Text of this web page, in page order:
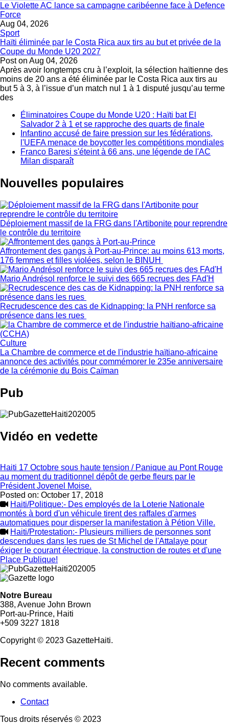
Le Violette AC lance sa campagne caribéenne face à Defence
Force
Aug 04, 2026
Sport
Haïti éliminée par le Costa Rica aux tirs au but et privée de la
Coupe du Monde U20 2027
Post on Aug 04, 2026
Après avoir longtemps cru à l’exploit, la sélection haïtienne des
moins de 20 ans a été éliminée par le Costa Rica aux tirs au
but 5 à 3, à l’issue d’un match nul 1 à 1 disputé jusqu’au terme
des
Éliminatoires Coupe du Monde U20 : Haïti bat El
Salvador 2 à 1 et se rapproche des quarts de finale
Infantino accusé de faire pression sur les fédérations,
l'UEFA menace de boycotter les compétitions mondiales
Franco Baresi s'éteint à 66 ans, une légende de l'AC
Milan disparaît
Nouvelles populaires
Déploiement massif de la FRG dans l'Artibonite pour reprendre
le contrôle du territoire
Affrontement des gangs à Port-au-Prince: au moins 613 morts,
176 femmes et filles violées, selon le BINUH
Mario Andrésol renforce le suivi des 665 recrues des FAd'H
Recrudescence des cas de Kidnapping: la PNH renforce sa
présence dans les rues
Culture
La Chambre de commerce et de l'industrie haïtiano-africaine
annonce des activités pour commémorer le 235e anniversaire
de la cérémonie du Bois Caïman
Pub
Vidéo en vedette
Haiti 17 Octobre sous haute tension / Panique au Pont Rouge
au moment du traditionnel dépôt de gerbe fleurs par le
Président Jovenel Moise.
Posted on: October 17, 2018
Haiti/Politique:- Des employés de la Loterie Nationale
montés à bord d'un véhicule tirent des raffales d'armes
automatiques pour disperser la manifestation à Pétion Ville.
Haiti/Protestation:- Plusieurs milliers de personnes sont
descendues dans les rues de St Michel de l'Attalaye pour
éxiger le courant électrique, la construction de routes et d'une
Place Publique!
Notre Bureau
388, Avenue John Brown
Port-au-Prince, Haiti
+509 3227 1818
Copyright © 2023 GazetteHaiti.
Recent comments
No comments available.
Footer
Contact
Tous droits réservés © 2023